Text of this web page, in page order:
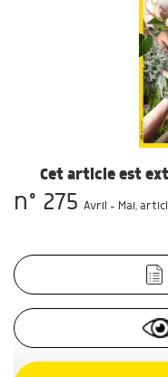
Cet article est
n° 275 Avril - Mai,